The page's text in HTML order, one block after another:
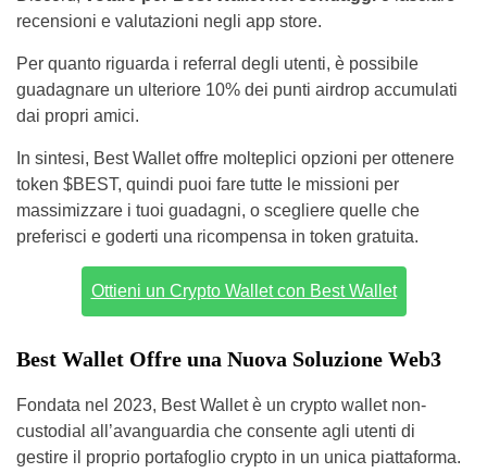
recensioni e valutazioni negli app store.
Per quanto riguarda i referral degli utenti, è possibile
guadagnare un ulteriore 10% dei punti airdrop accumulati
dai propri amici.
In sintesi, Best Wallet offre molteplici opzioni per ottenere
token $BEST, quindi puoi fare tutte le missioni per
massimizzare i tuoi guadagni, o scegliere quelle che
preferisci e goderti una ricompensa in token gratuita.
Ottieni un Crypto Wallet con Best Wallet
Best Wallet Offre una Nuova Soluzione Web3
Fondata nel 2023, Best Wallet è un crypto wallet non-
custodial all’avanguardia che consente agli utenti di
gestire il proprio portafoglio crypto in un unica piattaforma.